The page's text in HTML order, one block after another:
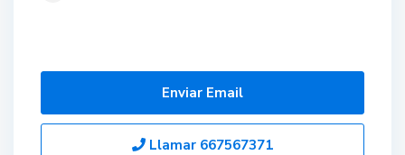
Enviar Email
Llamar 667567371